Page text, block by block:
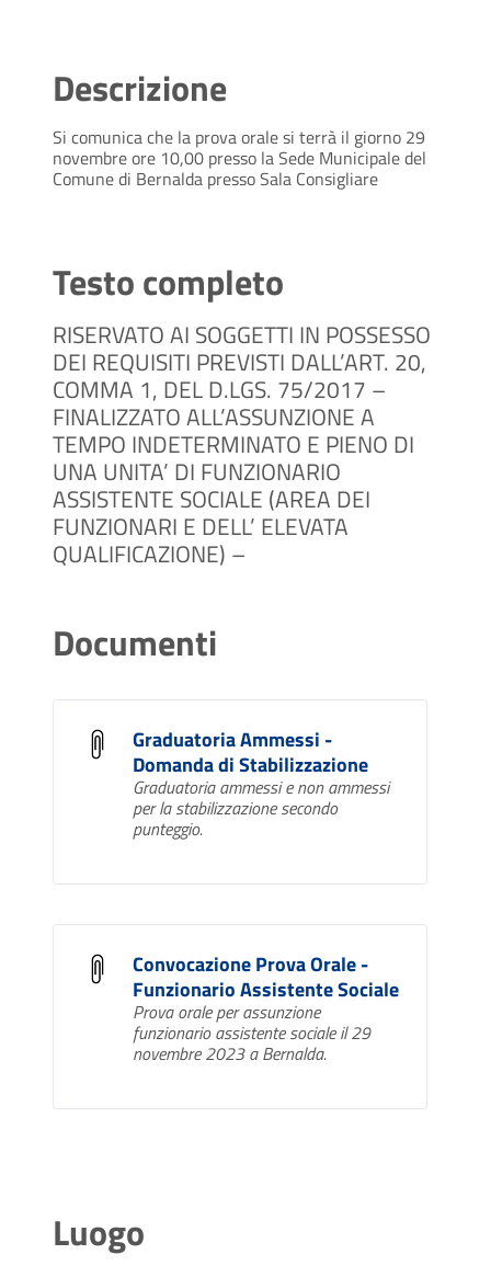
Descrizione
Si comunica che la prova orale si terrà il giorno 29
novembre ore 10,00 presso la Sede Municipale del
Comune di Bernalda presso Sala Consigliare
Testo completo
RISERVATO AI SOGGETTI IN POSSESSO
DEI REQUISITI PREVISTI DALL’ART. 20,
COMMA 1, DEL D.LGS. 75/2017 –
FINALIZZATO ALL’ASSUNZIONE A
TEMPO INDETERMINATO E PIENO DI
UNA UNITA’ DI FUNZIONARIO
ASSISTENTE SOCIALE (AREA DEI
FUNZIONARI E DELL’ ELEVATA
QUALIFICAZIONE) –
Documenti
Graduatoria Ammessi -
Domanda di Stabilizzazione
Graduatoria ammessi e non ammessi
per la stabilizzazione secondo
punteggio.
Convocazione Prova Orale -
Funzionario Assistente Sociale
Prova orale per assunzione
funzionario assistente sociale il 29
novembre 2023 a Bernalda.
Luogo